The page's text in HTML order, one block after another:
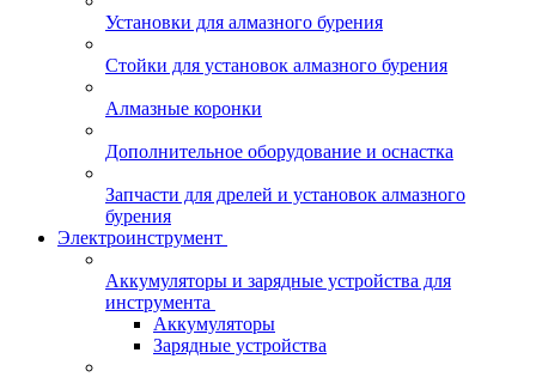
Установки для алмазного бурения
Стойки для установок алмазного бурения
Алмазные коронки
Дополнительное оборудование и оснастка
Запчасти для дрелей и установок алмазного
бурения
Электроинструмент
Аккумуляторы и зарядные устройства для
инструмента
Аккумуляторы
Зарядные устройства